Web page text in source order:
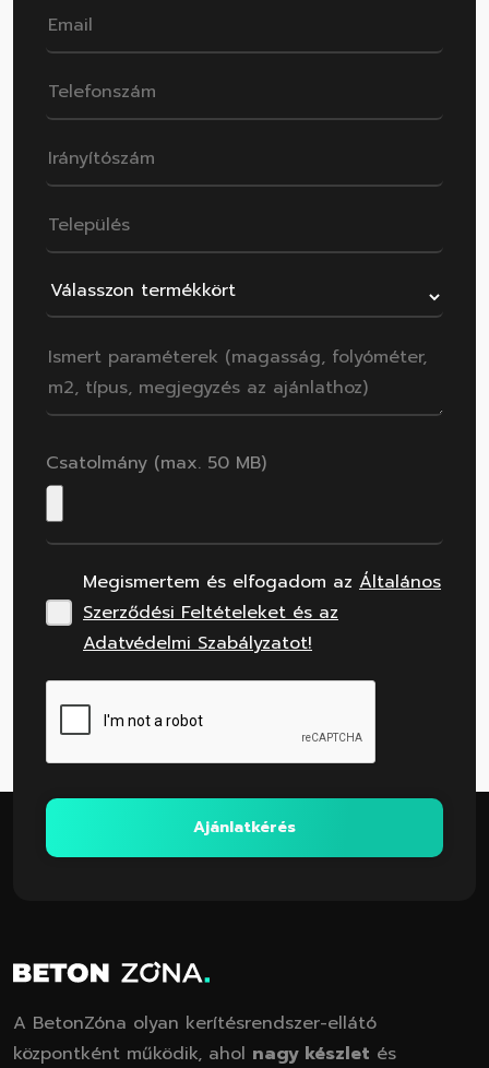
Csatolmány (max. 50 MB)
Megismertem és elfogadom az Általános
Szerződési Feltételeket és az
Adatvédelmi Szabályzatot!
Ajánlatkérés
A BetonZóna olyan kerítésrendszer-ellátó
központként működik, ahol nagy készlet és